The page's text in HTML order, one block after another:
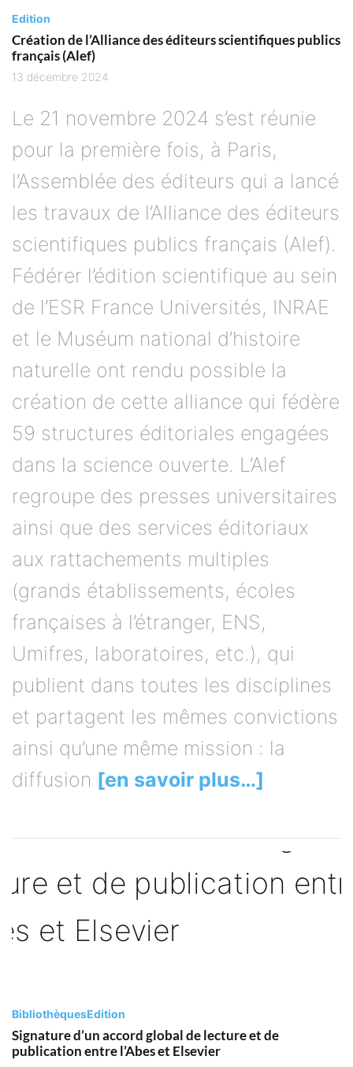
Edition
Création de l’Alliance des éditeurs scientifiques publics
français (Alef)
13 décembre 2024
Le 21 novembre 2024 s’est réunie
pour la première fois, à Paris,
l’Assemblée des éditeurs qui a lancé
les travaux de l’Alliance des éditeurs
scientifiques publics français (Alef).
Fédérer l’édition scientifique au sein
de l’ESR France Universités, INRAE
et le Muséum national d’histoire
naturelle ont rendu possible la
création de cette alliance qui fédère
59 structures éditoriales engagées
dans la science ouverte. L’Alef
regroupe des presses universitaires
ainsi que des services éditoriaux
aux rattachements multiples
(grands établissements, écoles
françaises à l’étranger, ENS,
Umifres, laboratoires, etc.), qui
publient dans toutes les disciplines
et partagent les mêmes convictions
ainsi qu’une même mission : la
diffusion [en savoir plus…]
BibliothèquesEdition
Signature d’un accord global de lecture et de
publication entre l’Abes et Elsevier